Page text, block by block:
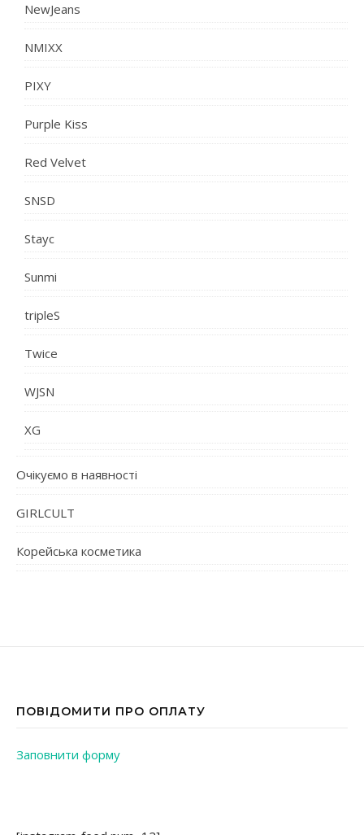
NewJeans
NMIXX
PIXY
Purple Kiss
Red Velvet
SNSD
Stayc
Sunmi
tripleS
Twice
WJSN
XG
Очікуємо в наявності
GIRLCULT
Корейська косметика
ПОВІДОМИТИ ПРО ОПЛАТУ
Заповнити форму